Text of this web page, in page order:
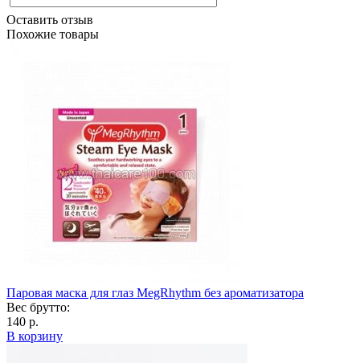
Оставить отзыв
Похожие товары
Паровая маска для глаз MegRhythm без ароматизатора
Вес брутто:
140 р.
В корзину